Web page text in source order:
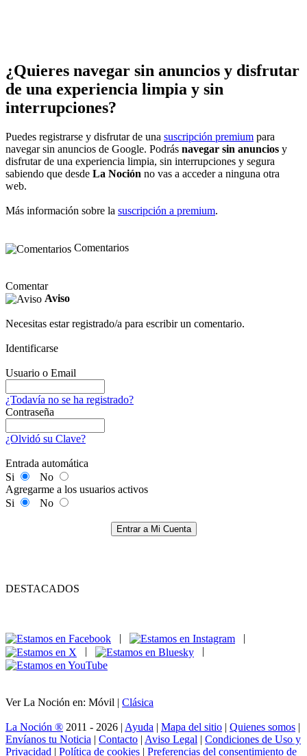
¿Quieres navegar sin anuncios y disfrutar
de una experiencia limpia y sin
interrupciones?
Puedes registrarse y disfrutar de una suscripción premium para
navegar sin anuncios de Google. Podrás navegar sin anuncios y
disfrutar de una experiencia limpia, sin interrupciones y segura
sabiendo que desde La Noción no vas a acceder a ninguna otra
web.
Más información sobre la suscripción a premium.
Comentarios
Comentar
Aviso
Necesitas estar registrado/a para escribir un comentario.
Identificarse
Usuario o Email
¿Todavía no se ha registrado?
Contraseña
¿Olvidó su Clave?
Entrada automática
Si
No
Agregarme a los usuarios activos
Si
No
Entrar a Mi Cuenta
DESTACADOS
|
|
|
|
Ver La Noción en: Móvil | Clásica
La Noción ® 2011 - 2026 | Ayuda | Mapa del sitio | Quienes somos |
Envíanos tu Noticia | Contacto | Aviso Legal | Condiciones de Uso y
Privacidad | Política de cookies | Preferencias del consentimiento de